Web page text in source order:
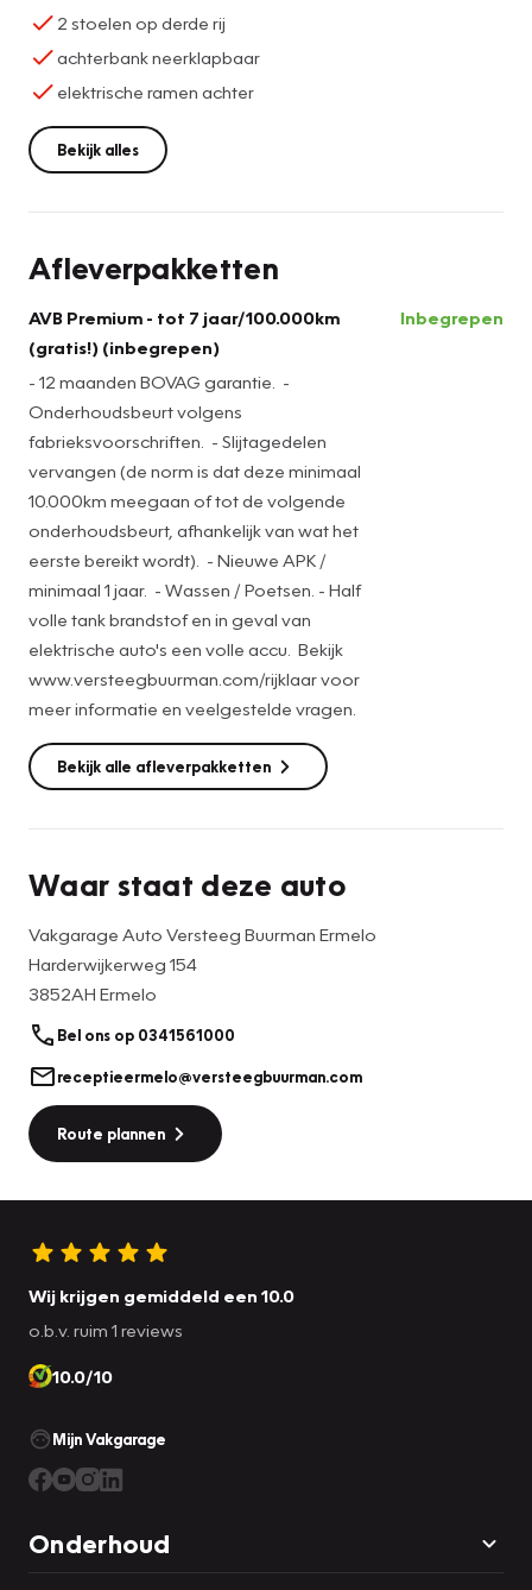
2 stoelen op derde rij
achterbank neerklapbaar
elektrische ramen achter
Bekijk alles
Afleverpakketten
AVB Premium - tot 7 jaar/100.000km
(gratis!) (inbegrepen)
- 12 maanden BOVAG garantie. -
Onderhoudsbeurt volgens
fabrieksvoorschriften. - Slijtagedelen
vervangen (de norm is dat deze minimaal
10.000km meegaan of tot de volgende
onderhoudsbeurt, afhankelijk van wat het
eerste bereikt wordt). - Nieuwe APK /
minimaal 1 jaar. - Wassen / Poetsen. - Half
volle tank brandstof en in geval van
elektrische auto's een volle accu. Bekijk
www.versteegbuurman.com/rijklaar voor
meer informatie en veelgestelde vragen.
Inbegrepen
Bekijk alle afleverpakketten
Waar staat deze auto
Vakgarage Auto Versteeg Buurman Ermelo
Harderwijkerweg 154
3852AH Ermelo
Bel ons op 0341561000
receptieermelo@versteegbuurman.com
Route plannen
Wij krijgen gemiddeld een 10.0
o.b.v. ruim 1 reviews
10.0/10
Mijn Vakgarage
Onderhoud